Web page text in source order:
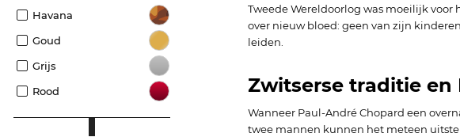
Havana
Goud
Grijs
Rood
Tweede Wereldoorlog was moeilijk
over nieuw bloed: geen van zijn
leiden.
Zwitserse traditie
Wanneer Paul-André Chopard een
twee mannen kunnen het meteen